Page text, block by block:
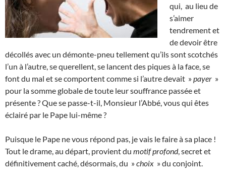
qui, au lieu de
s’aimer
tendrement et
de devoir être
décollés avec un démonte-pneu tellement qu’ils sont scotchés
l’un à l’autre, se querellent, se lancent des piques à la face, se
font du mal et se comportent comme si l’autre devait »payer »
pour la somme globale de toute leur souffrance passée et
présente ? Que se passe-t-il, Monsieur l’Abbé, vous qui êtes
éclairé par le Pape lui-même ?
Puisque le Pape ne vous répond pas, je vais le faire à sa place !
Tout le drame, au départ, provient du motif profond, secret et
définitivement caché, désormais, du »choix » du conjoint.